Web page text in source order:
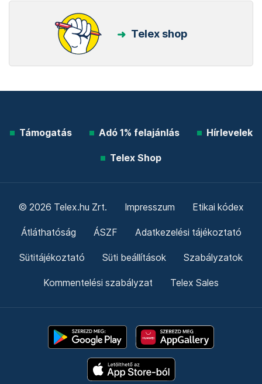
Telex shop
Támogatás Adó 1% felajánlás Hírlevelek
Telex Shop
© 2026 Telex.hu Zrt. Impresszum Etikai kódex
Átláthatóság ÁSZF Adatkezelési tájékoztató
Sütitájékoztató Süti beállítások Szabályzatok
Kommentelési szabályzat Telex Sales